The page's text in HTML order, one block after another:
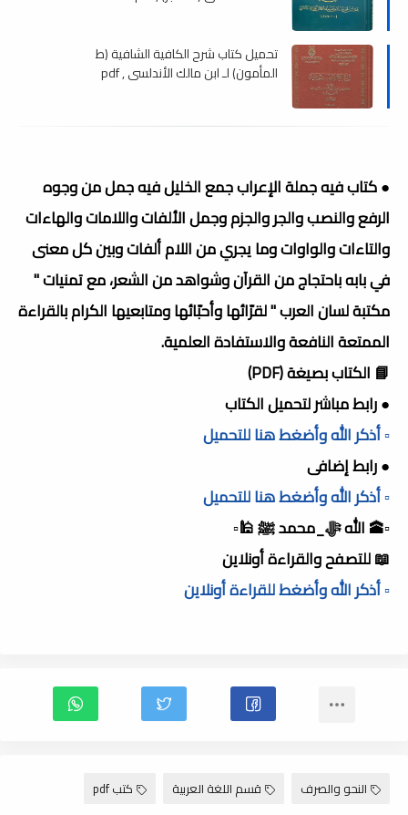
تحميل كتاب شرح الكافية الشافية (ط
المأمون) لـ ابن مالك الأندلسي , pdf
● كتاب فيه جملة الإعراب جمع الخليل فيه جمل من وجوه
الرفع والنصب والجر والجزم وجمل الألفات واللامات والهاءات
والتاءات والواوات وما يجري من اللام ألفات وبين كل معنى
في بابه باحتجاج من القرآن وشواهد من الشعر، مع تمنيات "
مكتبة لسان العرب " لقرّائها وأحبّائها ومتابعيها الكرام بالقراءة
الممتعة النافعة والاستفادة العلمية.
📘 الكتاب بصيغة (PDF)
● رابط مباشر لتحميل الكتاب
▫️ أذكر الله وأضغط هنا للتحميل
● رابط إضافى
▫️ أذكر الله وأضغط هنا للتحميل
▫️🕋 الله ﷻ_محمد ﷺ 🕌▫️
📖 للتصفح والقراءة أونلاين
▫️ أذكر الله وأضغط للقراءة أونلاين
النحو والصرف قسم اللغة العربية كتب pdf